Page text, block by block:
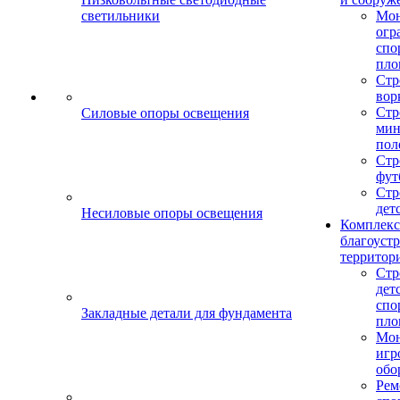
светильники
Силовые опоры освещения
Несиловые опоры освещения
Закладные детали для фундамента